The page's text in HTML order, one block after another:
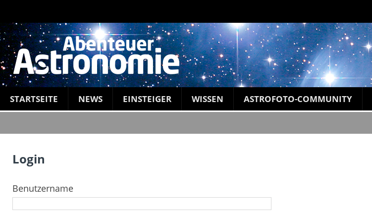
STARTSEITE NEWS EINSTEIGER WISSEN ASTROFOTO-COMMUNITY
Login
Benutzername